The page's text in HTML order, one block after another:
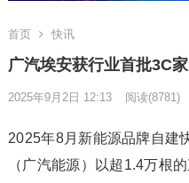
首页 快讯
广汽埃安获行业首批3C
2025年9月2日 12:13 阅读(8781)
2025年8月新能源品牌自建
（广汽能源）以超1.4万根